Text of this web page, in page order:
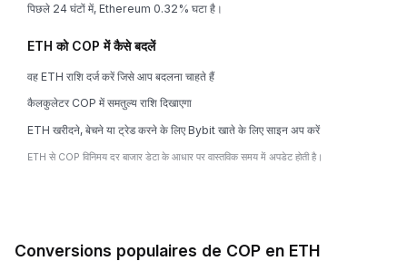
पिछले 24 घंटों में, Ethereum 0.32% घटा है।
ETH को COP में कैसे बदलें
वह ETH राशि दर्ज करें जिसे आप बदलना चाहते हैं
कैलकुलेटर COP में समतुल्य राशि दिखाएगा
ETH खरीदने, बेचने या ट्रेड करने के लिए Bybit खाते के लिए साइन अप करें
ETH से COP विनिमय दर बाजार डेटा के आधार पर वास्तविक समय में अपडेट होती है।
Conversions populaires de COP en ETH